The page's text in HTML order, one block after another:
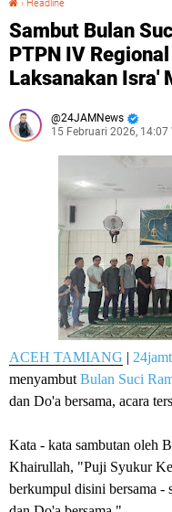
› Headline
Sambut Bulan
PTPN IV
Laksanakan Isra'
24JAMNews
15 Februari 2026, 14:07
ACEH TAMIANG |
menyambut Bulan Suci
dan Do'a bersama, acara
Kata - kata sambutan oleh
Khairullah, "Puji Syukur
berkumpul disini bersama -